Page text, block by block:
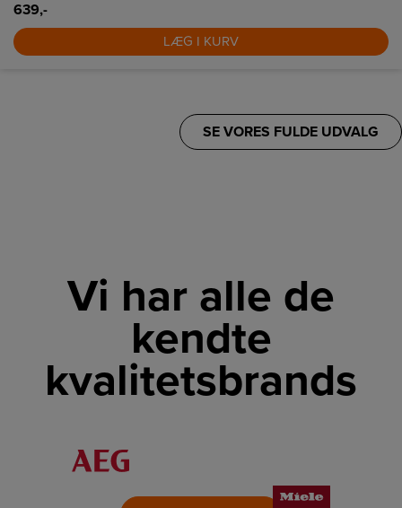
639,-
LÆG I KURV
SE VORES FULDE UDVALG
Vi har alle de
kendte
kvalitetsbrands
LINK